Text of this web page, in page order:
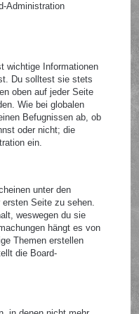
Administration
wichtige Informationen
Du solltest sie stets
oben auf jeder Seite
Wie bei globalen
Befugnissen ab, ob
oder nicht; die
ein.
unter den
Seite zu sehen.
weswegen du sie
hängt es von
Themen erstellen
die Board-